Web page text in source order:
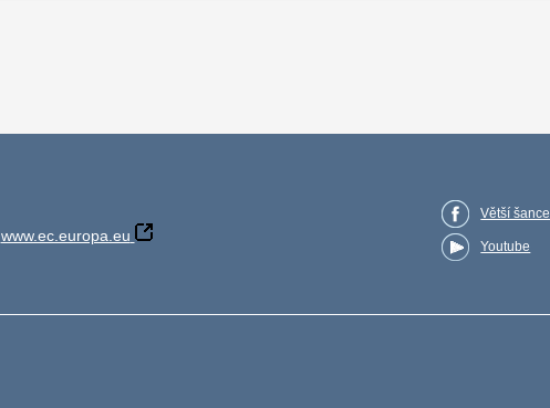
www.ec.europa.eu
Větší šance
Youtube